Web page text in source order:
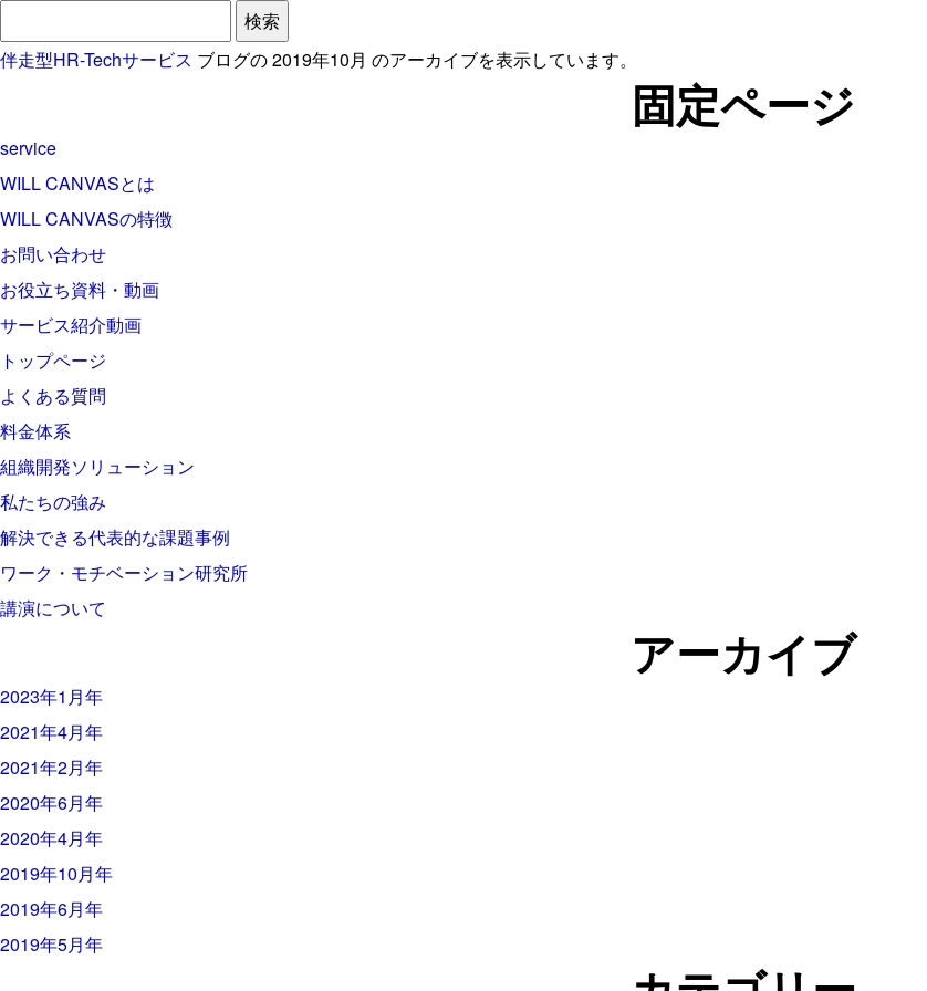
索:
伴走型HR-Techサービス ブログの 2019年10月 のアーカイブを表示しています。
固定ページ
service
WILL CANVASとは
WILL CANVASの特徴
お問い合わせ
お役立ち資料・動画
サービス紹介動画
トップページ
よくある質問
料金体系
組織開発ソリューション
私たちの強み
解決できる代表的な課題事例
ワーク・モチベーション研究所
講演について
アーカイブ
2023年1月年
2021年4月年
2021年2月年
2020年6月年
2020年4月年
2019年10月年
2019年6月年
2019年5月年